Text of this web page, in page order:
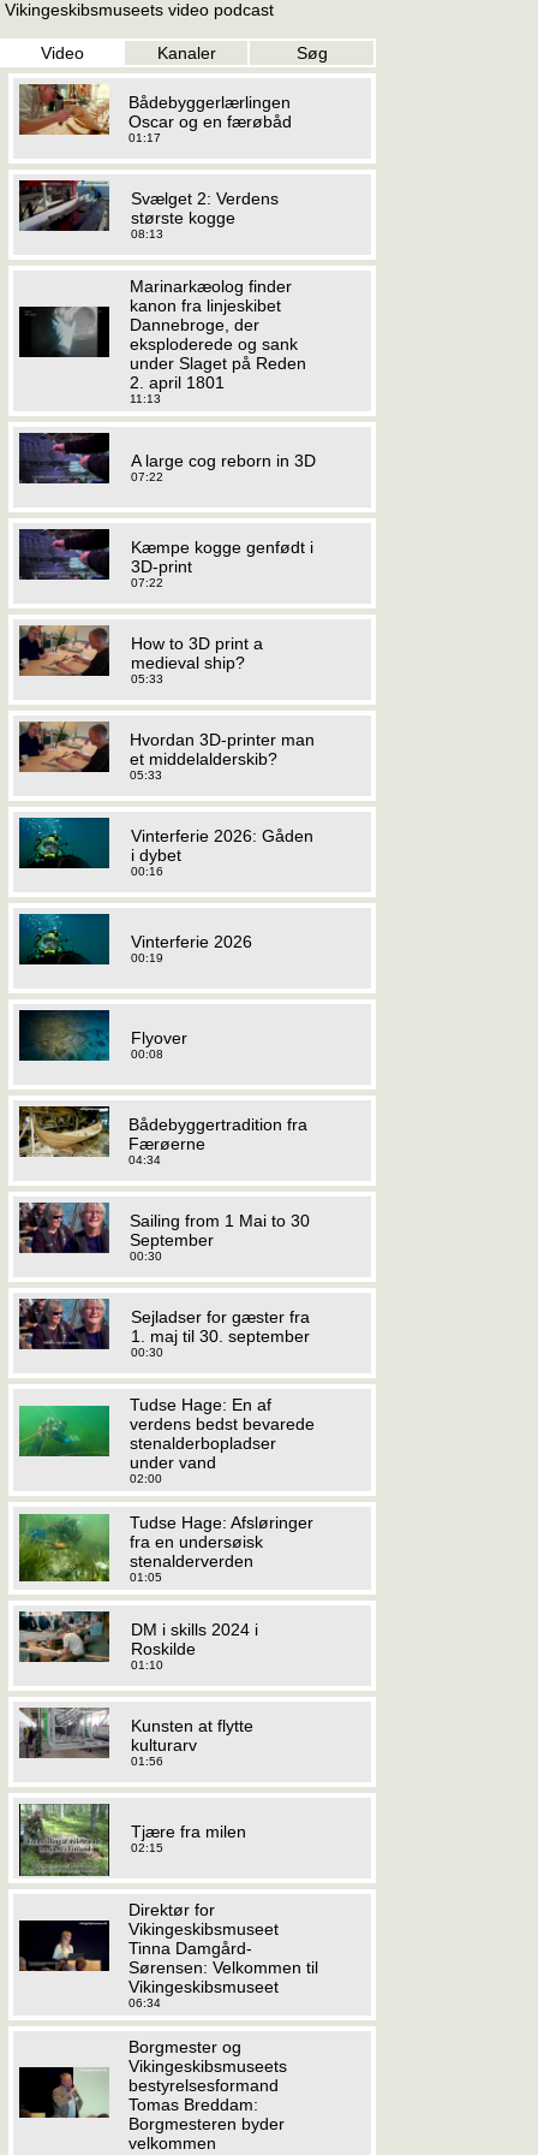
Vikingeskibsmuseets video podcast
Video Kanaler Søg
Bådebyggerlærlingen
Oscar og en færøbåd
01:17
Svælget 2: Verdens
største kogge
08:13
Marinarkæolog finder
kanon fra linjeskibet
Dannebroge, der
eksploderede og sank
under Slaget på Reden
2. april 1801
11:13
A large cog reborn in 3D
07:22
Kæmpe kogge genfødt i
3D-print
07:22
How to 3D print a
medieval ship?
05:33
Hvordan 3D-printer man
et middelalderskib?
05:33
Vinterferie 2026: Gåden
i dybet
00:16
Vinterferie 2026
00:19
Flyover
00:08
Bådebyggertradition fra
Færøerne
04:34
Sailing from 1 Mai to 30
September
00:30
Sejladser for gæster fra
1. maj til 30. september
00:30
Tudse Hage: En af
verdens bedst bevarede
stenalderbopladser
under vand
02:00
Tudse Hage: Afsløringer
fra en undersøisk
stenalderverden
01:05
DM i skills 2024 i
Roskilde
01:10
Kunsten at flytte
kulturarv
01:56
Tjære fra milen
02:15
Direktør for
Vikingeskibsmuseet
Tinna Damgård-
Sørensen: Velkommen til
Vikingeskibsmuseet
06:34
Borgmester og
Vikingeskibsmuseets
bestyrelsesformand
Tomas Breddam:
Borgmesteren byder
velkommen